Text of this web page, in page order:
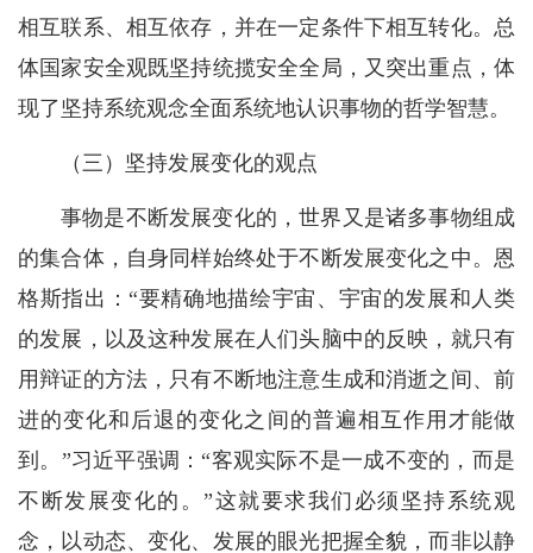
相互联系、相互依存，并在一定条件下相互转化。总
体国家安全观既坚持统揽安全全局，又突出重点，体
现了坚持系统观念全面系统地认识事物的哲学智慧。
（三）坚持发展变化的观点
事物是不断发展变化的，世界又是诸多事物组成
的集合体，自身同样始终处于不断发展变化之中。恩
格斯指出：“要精确地描绘宇宙、宇宙的发展和人类
的发展，以及这种发展在人们头脑中的反映，就只有
用辩证的方法，只有不断地注意生成和消逝之间、前
进的变化和后退的变化之间的普遍相互作用才能做
到。”习近平强调：“客观实际不是一成不变的，而是
不断发展变化的。”这就要求我们必须坚持系统观
念，以动态、变化、发展的眼光把握全貌，而非以静